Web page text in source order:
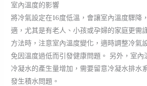
室內溫度的影響
將冷氣設定在16度低溫，會讓室內溫度驟降
適，尤其是有老人、小孩或孕婦的家庭更需
方法時，注意室內溫度變化，適時調整冷氣
免因溫度過低而引發健康問題。 另外，室內
冷凝水的產生量增加，需要留意冷凝水排水
發生積水問題。